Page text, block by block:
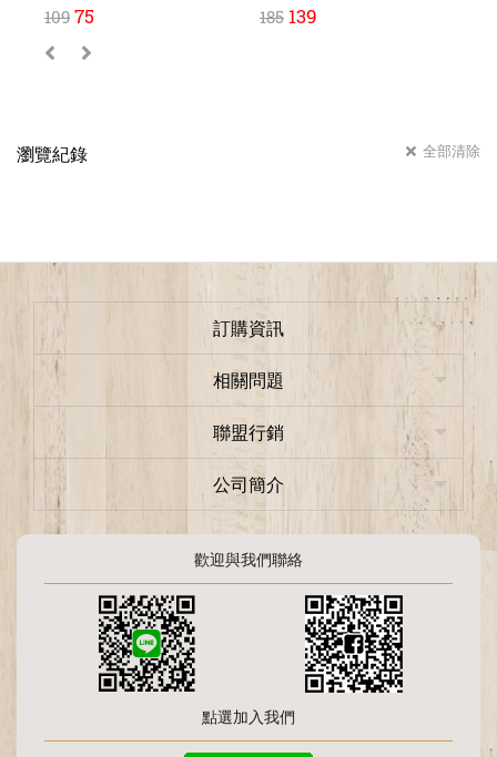
109 75
185 139
瀏覽紀錄 全部清除
訂購資訊
相關問題
聯盟行銷
公司簡介
歡迎與我們聯絡
點選加入我們